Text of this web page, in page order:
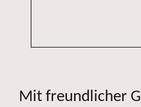
Mit freundlicher